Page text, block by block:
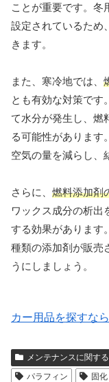
ことが重要です。冬
設定されているため
きます。
また、寒冷地では、
とも有効な対策です
て水分が発生し、燃
る可能性があります
空気の量を減らし、
さらに、 燃料添加剤
ワックス成分の析出
する効果があります
種類の添加剤が販売
うにしましょう。
カー用品を探すな
メンテナンスに関す
パラフィン
固化